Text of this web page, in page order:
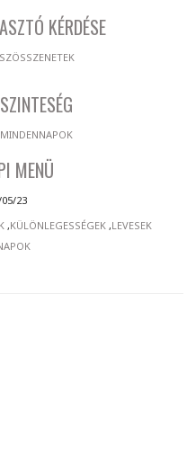
KÉRDÉSE
SZÖSSZENETEK
MINDENNAPOK
MENÜ
23
,KÜLÖNLEGESSÉGEK,LEVESEK